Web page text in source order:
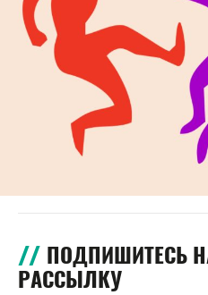
ПОДПИШИТЕСЬ
РАССЫЛКУ